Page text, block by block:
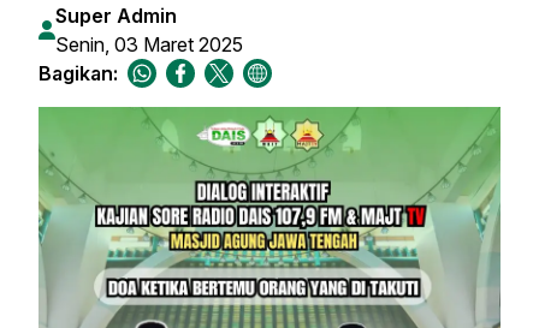
Super Admin
Senin, 03 Maret 2025
Bagikan: